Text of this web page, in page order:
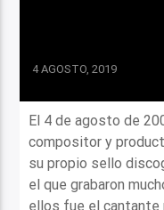
4 AGOSTO, 2019
El 4 de agosto de
compositor y
su propio sello
el que grabaron
ellos fue el cantante